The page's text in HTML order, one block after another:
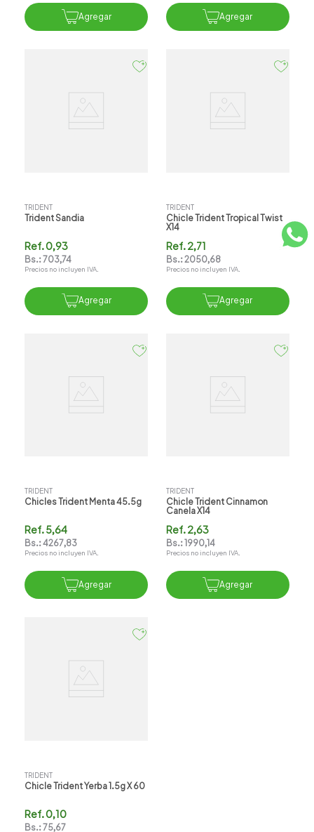
Agregar Agregar
TRIDENT
Trident Sandia
Ref.0,93
Bs.:703,74
Precios no incluyen IVA.
Agregar
TRIDENT
Chicle Trident Tropical Twist
X14
Ref.2,71
Bs.:2050,68
Precios no incluyen IVA.
Agregar
TRIDENT
Chicles Trident Menta 45.5g
Ref.5,64
Bs.:4267,83
Precios no incluyen IVA.
Agregar
TRIDENT
Chicle Trident Cinnamon
Canela X14
Ref.2,63
Bs.:1990,14
Precios no incluyen IVA.
Agregar
TRIDENT
Chicle Trident Yerba 1.5g X 60
Ref.0,10
Bs.:75,67